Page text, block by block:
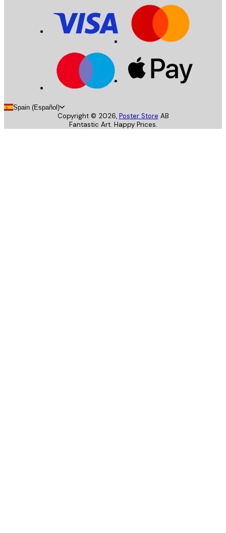
Spain (Español)
Copyright © 2026, Poster Store AB
Fantastic Art. Happy Prices.